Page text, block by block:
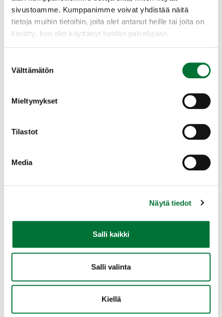
sivustoamme. Kumppanimme voivat yhdistää näitä
tietoja muihin tietoihin, joita olet antanut heille tai joita on
kerätty, kun olet käyttänyt heidän palvelujaan.
valinta
Välttämätön
Mieltymykset
Tilastot
Media
Näytä tiedot
Salli kaikki
Salli valinta
Kiellä
Lehtokurppa
Naakka
Sepelkyyhky Varis
Vesilinnut